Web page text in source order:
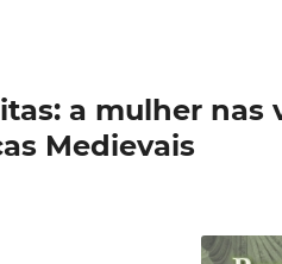
a mulher nas
Medievais